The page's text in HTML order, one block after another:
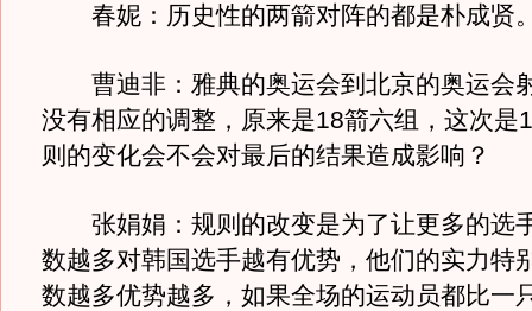
春妮：历史性的两箭对阵的都是朴成贤
曹迪非：雅典的奥运会到北京的奥运会
没有相应的调整，原来是18箭六组，这次是
则的变化会不会对最后的结果造成影响？
张娟娟：规则的改变是为了让更多的选
数越多对韩国选手越有优势，他们的实力特
数越多优势越多，如果全场的运动员都比一